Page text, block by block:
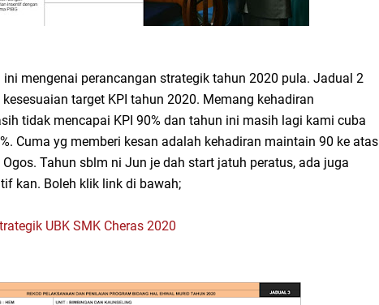
ini mengenai perancangan strategik tahun 2020 pula. Jadual 2
target KPI tahun 2020. Memang kehadiran
tidak mencapai KPI 90% dan tahun ini masih lagi kami cuba
Cuma yg memberi kesan adalah kehadiran maintain 90 ke atas
Tahun sblm ni Jun je dah start jatuh peratus, ada juga
kan. Boleh klik link di bawah;
UBK SMK Cheras 2020